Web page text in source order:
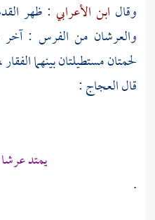
وقال ابن الأعرابي : ظهر
والعرشان من الفرس :
لحمتان مستطيلتان بينهما
قالالعجاج:
يمتد
.